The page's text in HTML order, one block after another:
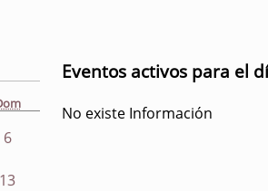
6
13
Eventos activos para el
No existe Información